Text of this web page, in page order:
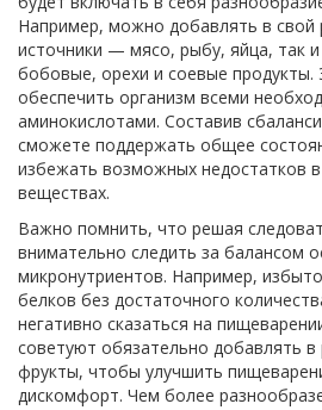
Например, можно добавлять в свой
источники — мясо, рыбу, яйца, так
бобовые, орехи и соевые продукты.
обеспечить организм всеми
аминокислотами. Составив
сможете поддержать общее
избежать возможных недостатков
веществах.
Важно помнить, что решая
внимательно следить за балансом
микронутриентов. Например,
белков без достаточного
негативно сказаться на
советуют обязательно добавлять
фрукты, чтобы улучшить
дискомфорт. Чем более